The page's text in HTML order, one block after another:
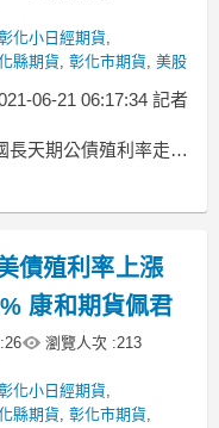
化小日經期貨,
縣期貨,彰化市期貨,美股
06-21 06:17:34 記者
長天期公債殖利率走
率則出現兩年來最大
官員布勒德(James
債殖利率上漲
康和期貨佩君
瀏覽人次 :213
化小日經期貨,
縣期貨, 彰化市期貨,